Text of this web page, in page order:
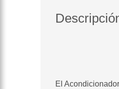
El